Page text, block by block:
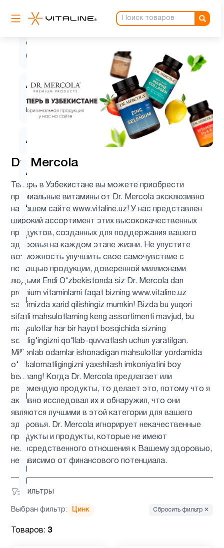
Dr. Mercola
Теперь в Узбекистане вы можете приобрести
премиальные витамины от Dr. Mercola эксклюзивно
на нашем сайте www.vitaline.uz! У нас представлен
широкий ассортимент этих высококачественных
продуктов, созданных для поддержания вашего
здоровья на каждом этапе жизни. Не упустите
возможность улучшить свое самочувствие с
помощью продукции, доверенной миллионами
людьми Endi O‘zbekistonda siz Dr. Mercola dan
premium vitaminlarni faqat bizning www.vitaline.uz
saytimizda xarid qilishingiz mumkin! Bizda bu yuqori
sifatli mahsulotlarning keng assortimenti mavjud, bu
mahsulotlar har bir hayot bosqichida sizning
sog‘lig‘ingizni qo‘llab-quvvatlash uchun yaratilgan.
Millionlab odamlar ishonadigan mahsulotlar yordamida
o‘z salomatligingizni yaxshilash imkoniyatini boy
bermang! Когда Dr. Mercola предлагает или
рекомендую продукты, то делает это, потому что я
активно исследовал их и обнаружил, что они
являются лучшими в этой категории для вашего
здоровья. Dr. Mercola игнорирует некачественные
продукты и продукты, которые не имеют
непосредственного отношения к Вашему здоровью,
независимо от финансового потенциала.
Фильтры
лизин
Q10
(CoQ10)
Альфа-
липоевая
кислота
1
Аминокислоты
Антиоксиданты
Астахантин
ацетилцистеин 1
Ашваганда 1
Барберин
Бетаин 1
Биотин 1
Вегетарианский
продукт
1
Витамин
Выбран фильтр: Цинк Сбросить фильтр ✕
Товаров: 3